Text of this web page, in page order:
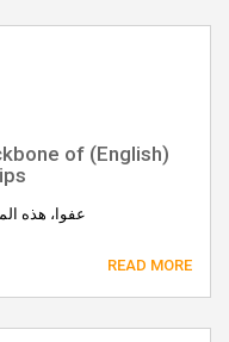
of
عفوا، هذه
READ MORE